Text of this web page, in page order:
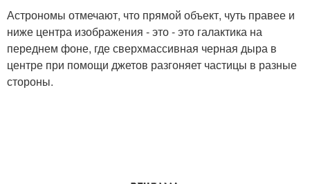
Астрономы отмечают, что прямой объект, чуть правее и
ниже центра изображения - это - это галактика на
переднем фоне, где сверхмассивная черная дыра в
центре при помощи джетов разгоняет частицы в разные
стороны.